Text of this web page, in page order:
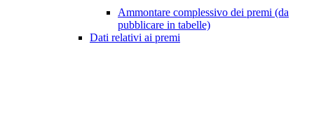
Ammontare complessivo dei premi (da
pubblicare in tabelle)
Dati relativi ai premi